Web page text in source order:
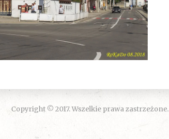
Copyright © 2017. Wszelkie prawa zastrzeżone.